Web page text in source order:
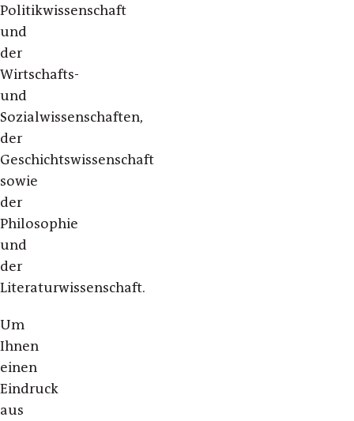
Politikwissenschaft
und
der
Wirtschafts-
und
Sozialwissenschaften,
der
Geschichtswissenschaft
sowie
der
Philosophie
und
der
Literaturwissenschaft.
Um
Ihnen
einen
Eindruck
aus